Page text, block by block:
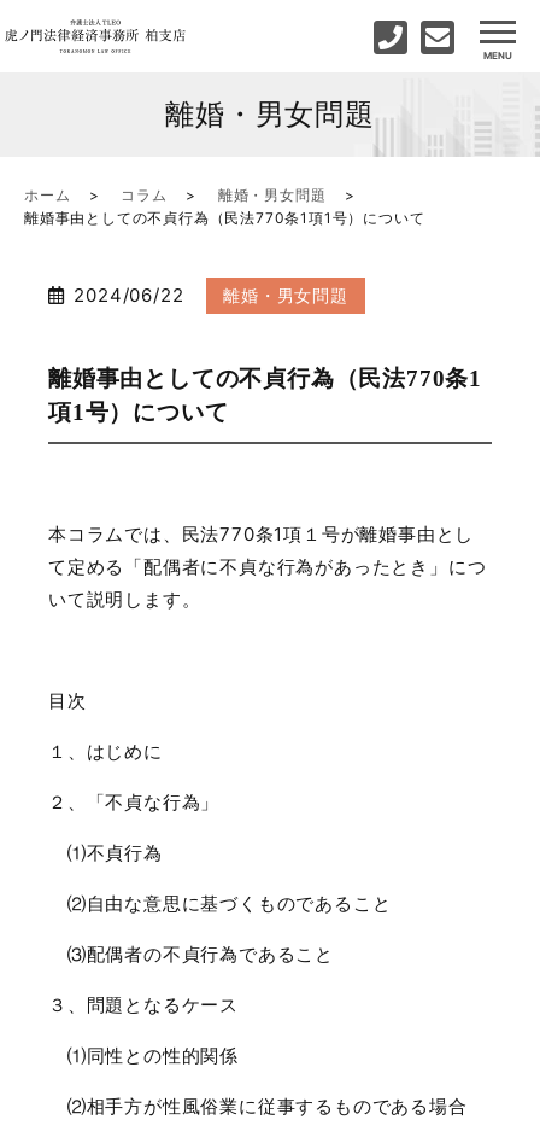
離婚・男女問題
ホーム コラム
離婚・男女問題
離婚事由としての不貞行為（民法770条1項1号）について
2024/06/22 離婚・男女問題
離婚事由としての不貞行為（民法770条1
項1号）について
本コラムでは、民法770条1項１号が離婚事由とし
て定める「配偶者に不貞な行為があったとき」につ
いて説明します。
目次
１、はじめに
２、「不貞な行為」
⑴不貞行為
⑵自由な意思に基づくものであること
⑶配偶者の不貞行為であること
３、問題となるケース
⑴同性との性的関係
⑵相手方が性風俗業に従事するものである場合